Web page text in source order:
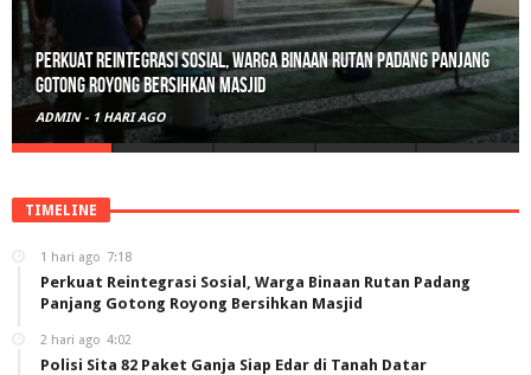
Polisi Sita 82 Paket Ganja Siap Edar di Tanah Datar
ADMIN - 2 HARI AGO
TIMELINE
1 hari ago 7:18
Perkuat Reintegrasi Sosial, Warga Binaan Rutan Padang
Panjang Gotong Royong Bersihkan Masjid
2 hari ago 4:02
Polisi Sita 82 Paket Ganja Siap Edar di Tanah Datar